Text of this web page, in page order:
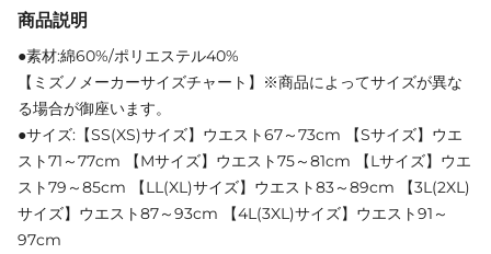
商品説明
●素材:綿60%/ポリエステル40%
【ミズノメーカーサイズチャート】※商品によってサイズが異な
る場合が御座います。
●サイズ:【SS(XS)サイズ】ウエスト67～73cm 【Sサイズ】ウエ
スト71～77cm 【Mサイズ】ウエスト75～81cm 【Lサイズ】ウエ
スト79～85cm 【LL(XL)サイズ】ウエスト83～89cm 【3L(2XL)
サイズ】ウエスト87～93cm 【4L(3XL)サイズ】ウエスト91～
97cm